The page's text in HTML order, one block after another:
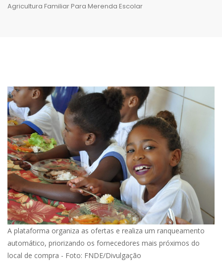
Agricultura Familiar Para Merenda Escolar
A plataforma organiza as ofertas e realiza um ranqueamento
automático, priorizando os fornecedores mais próximos do
local de compra - Foto: FNDE/Divulgação